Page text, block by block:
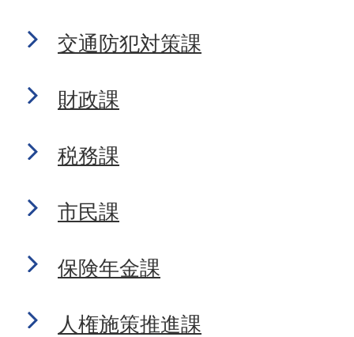
交通防犯対策課
財政課
税務課
市民課
保険年金課
人権施策推進課